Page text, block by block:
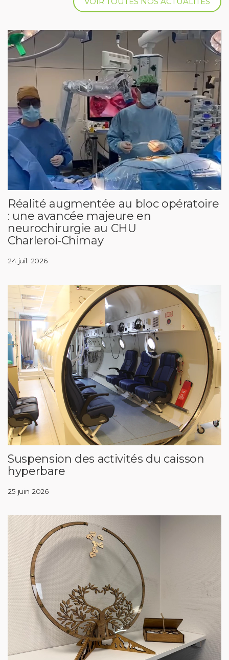
Réalité augmentée au bloc opératoire
: une avancée majeure en
neurochirurgie au CHU
Charleroi‑Chimay
24 juil. 2026
Suspension des activités du caisson
hyperbare
25 juin 2026